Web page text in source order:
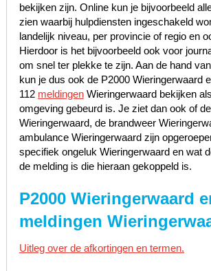
bekijken zijn. Online kun je bijvoorbeeld
zien waarbij hulpdiensten ingeschakeld
landelijk niveau, per provincie of regio en
Hierdoor is het bijvoorbeeld ook voor
om snel ter plekke te zijn. Aan de hand
kun je dus ook de P2000 Wieringerwaard
112 meldingenWieringerwaard bekijken
omgeving gebeurd is. Je ziet dan ook of
Wieringerwaard, de brandweer
ambulance Wieringerwaard zijn
specifiek ongeluk Wieringerwaard en wat
de melding is die hieraan gekoppeld is.
P2000 Wieringerwaard
meldingen
Uitleg over de afkortingen en termen.